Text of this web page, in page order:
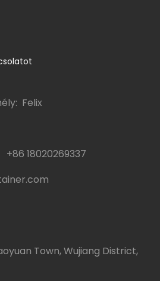
Felix
+86 18020269337
Town, Wujiang District,